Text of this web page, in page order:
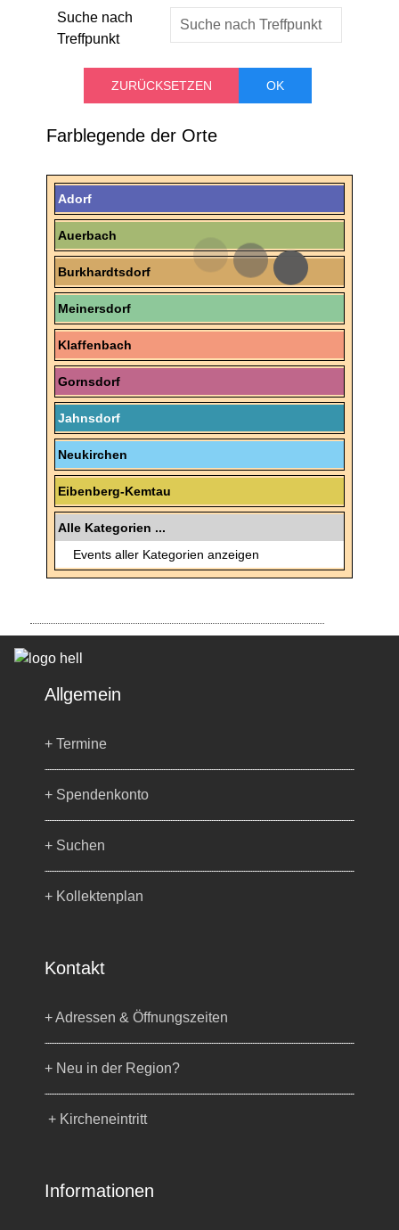
Suche nach
Treffpunkt
Farblegende der Orte
Adorf
Auerbach
Burkhardtsdorf
Meinersdorf
Klaffenbach
Gornsdorf
Jahnsdorf
Neukirchen
Eibenberg-Kemtau
Alle Kategorien ...
Events aller Kategorien anzeigen
Allgemein
+ Termine
+ Spendenkonto
+ Suchen
+ Kollektenplan
Kontakt
+ Adressen & Öffnungszeiten
+ Neu in der Region?
+ Kircheneintritt
Informationen